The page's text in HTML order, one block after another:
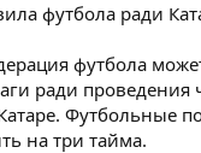
футбола ради
футбола
ради проведения
Футбольные
на три тайма.